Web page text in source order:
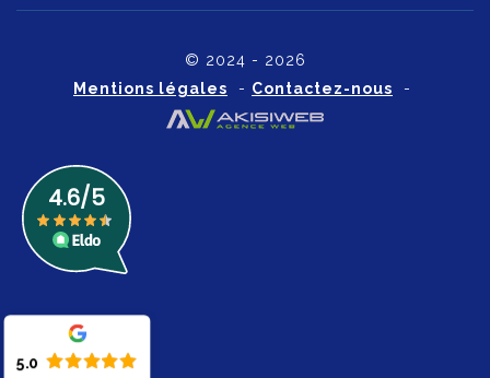
© 2024 - 2026
Mentions légales - Contactez-nous -
5.0